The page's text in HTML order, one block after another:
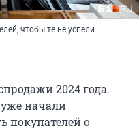
чтобы те не успели
2024 года.
начали
покупателей о